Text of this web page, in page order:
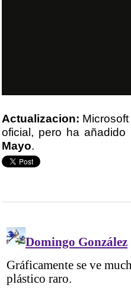
Actualizacion:
oficial, pero ha
Mayo.